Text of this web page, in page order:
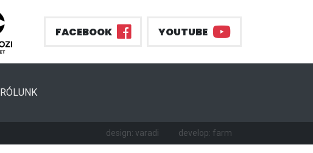
FACEBOOK YOUTUBE
RÓLUNK
design: varadi develop: farm